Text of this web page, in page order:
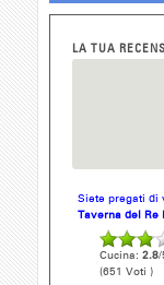
LA TUA
Siete pregati di
Taverna del Re
Cucina: 2.8/
(651 Voti )